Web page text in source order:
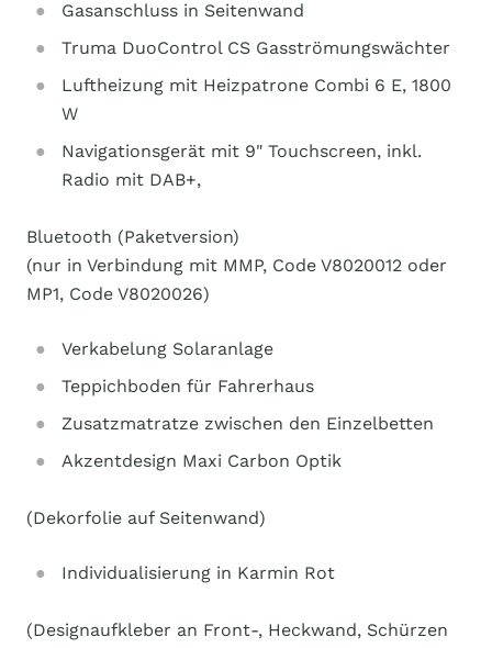
Gasanschluss in Seitenwand
Truma DuoControl CS Gasströmungswächter
Luftheizung mit Heizpatrone Combi 6 E, 1800
W
Navigationsgerät mit 9" Touchscreen, inkl.
Radio mit DAB+,
Bluetooth (Paketversion)
(nur in Verbindung mit MMP, Code V8020012 oder
MP1, Code V8020026)
Verkabelung Solaranlage
Teppichboden für Fahrerhaus
Zusatzmatratze zwischen den Einzelbetten
Akzentdesign Maxi Carbon Optik
(Dekorfolie auf Seitenwand)
Individualisierung in Karmin Rot
(Designaufkleber an Front-, Heckwand, Schürzen